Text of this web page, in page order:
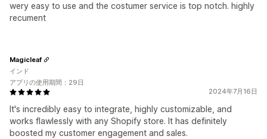
wery easy to use and the costumer service is top notch. highly
recument
2024年7月16日
It's incredibly easy to integrate, highly customizable, and
works flawlessly with any Shopify store. It has definitely
boosted my customer engagement and sales.
Magicleaf
インド
アプリの使用期間：29日